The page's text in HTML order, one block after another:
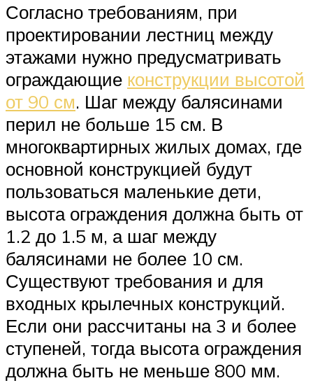
Согласно требованиям, при
проектировании лестниц между
этажами нужно предусматривать
ограждающие конструкции высотой
от 90 см. Шаг между балясинами
перил не больше 15 см. В
многоквартирных жилых домах, где
основной конструкцией будут
пользоваться маленькие дети,
высота ограждения должна быть от
1.2 до 1.5 м, а шаг между
балясинами не более 10 см.
Существуют требования и для
входных крылечных конструкций.
Если они рассчитаны на 3 и более
ступеней, тогда высота ограждения
должна быть не меньше 800 мм.